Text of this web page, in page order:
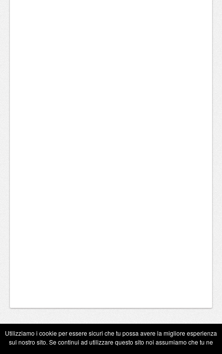
Copyright Eugenio Guarini 2026
Utilizziamo i cookie per essere sicuri che tu possa avere la migliore esperienza
sul nostro sito. Se continui ad utilizzare questo sito noi assumiamo che tu ne